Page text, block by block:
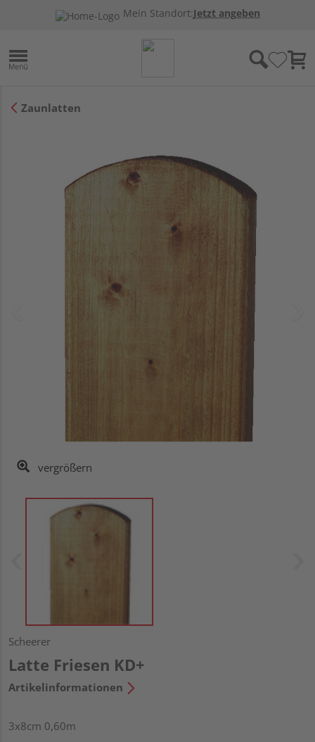
Mein Standort:Jetzt angeben
Zaunlatten
vergrößern
Scheerer
Latte Friesen KD+
Artikelinformationen
3x8cm 0,60m